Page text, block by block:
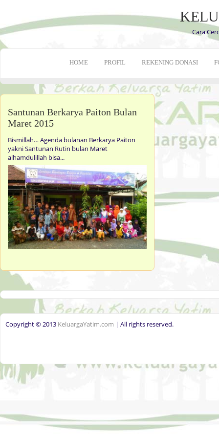
Cara
HOME PROFIL REKENING DONASI
Santunan Berkarya Paiton Bulan
Maret 2015
Bismillah… Agenda bulanan Berkarya Paiton
yakni Santunan Rutin bulan Maret
alhamdulillah bisa...
Copyright © 2013 KeluargaYatim.com | All rights reserved.